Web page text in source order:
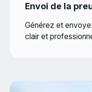
Envoi de la
Générez et
clair et